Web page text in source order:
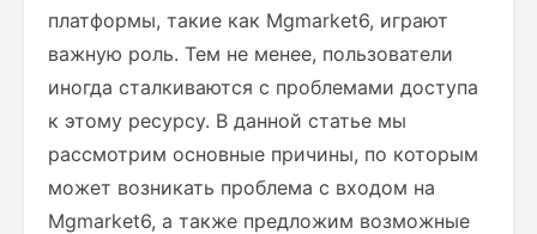
платформы, такие как Mgmarket6, играют
важную роль. Тем не менее, пользователи
иногда сталкиваются с проблемами доступа
к этому ресурсу. В данной статье мы
рассмотрим основные причины, по которым
может возникать проблема с входом на
Mgmarket6, а также предложим возможные